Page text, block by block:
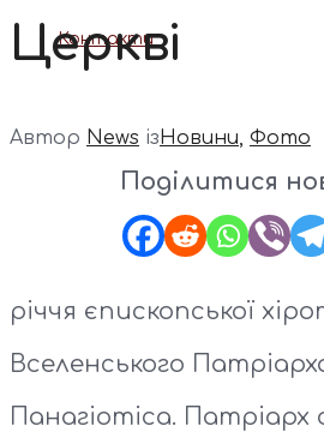
Контакти
Церкві
Автор News ізНовини, Фото
Поділитися
річчя єпископської
Вселенського
Панагіотіса. Патріарх